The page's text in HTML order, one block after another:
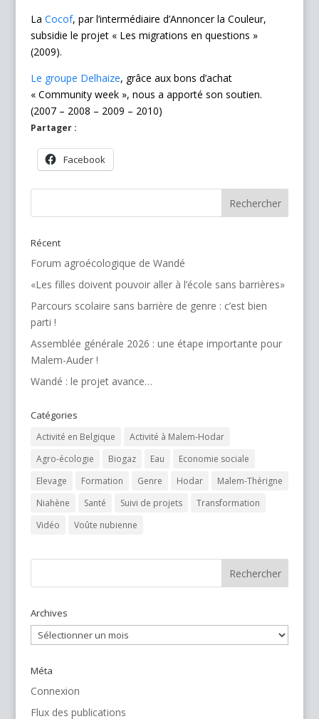
La Cocof, par l’intermédiaire d’Annoncer la Couleur,
subsidie le projet « Les migrations en questions »
(2009).
Le groupe Delhaize, grâce aux bons d’achat
« Community week », nous a apporté son soutien.
(2007 – 2008 – 2009 – 2010)
Partager :
Facebook
Récent
Forum agroécologique de Wandé
«Les filles doivent pouvoir aller à l’école sans barrières»
Parcours scolaire sans barrière de genre : c’est bien
parti !
Assemblée générale 2026 : une étape importante pour
Malem-Auder !
Wandé : le projet avance…
Catégories
Activité en Belgique
Activité à Malem-Hodar
Agro-écologie
Biogaz Eau
Economie sociale
Elevage
Formation Genre Hodar
Malem-Thérigne
Niahène
Santé Suivi de projets
Transformation
Vidéo
Voûte nubienne
Archives
Archives
Méta
Connexion
Flux des publications